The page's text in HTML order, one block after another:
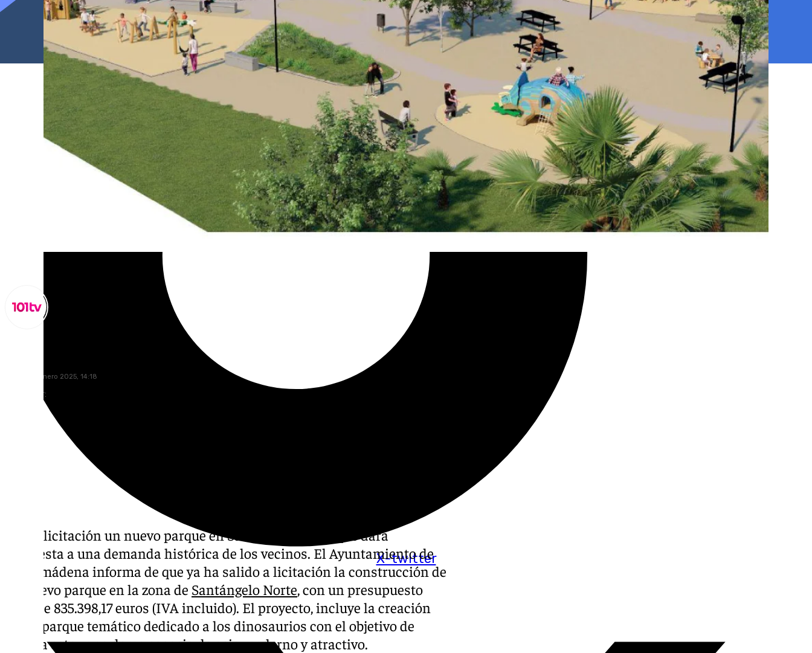
X-twitter
jueves, 16 enero 2025, 14:18
Compartir:
Sale a licitación un nuevo parque en Santángelo Norte que dará
respuesta a una demanda histórica de los vecinos. El Ayuntamiento de
Benalmádena informa de que ya ha salido a licitación la construcción de
un nuevo parque en la zona de Santángelo Norte, con un presupuesto
total de 835.398,17 euros (IVA incluido). El proyecto, incluye la creación
de un parque temático dedicado a los dinosaurios con el objetivo de
dotar a esta zona de un espacio de ocio moderno y atractivo.